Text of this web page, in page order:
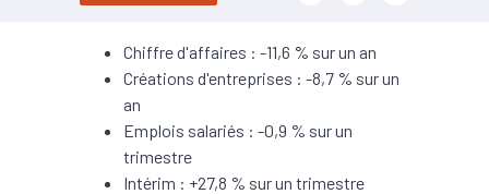
Chiffre d'affaires : -11,6 % sur un an
Créations d'entreprises : -8,7 % sur un
an
Emplois salariés : -0,9 % sur un
trimestre
Intérim : +27,8 % sur un trimestre